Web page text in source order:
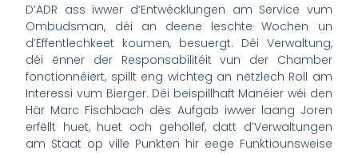
D’ADR ass iwwer d‘Entwécklungen am Service vum
Ombudsman, déi an deene leschte Wochen un
d’Ëffentlechkeet koumen, besuergt. Déi Verwaltung,
déi ënner der Responsabilitéit vun der Chamber
fonctionnéiert, spillt eng wichteg an nëtzlech Roll am
Interessi vum Bierger. Déi beispillhaft Manéier wéi den
Här Marc Fischbach dës Aufgab iwwer laang Joren
erfëllt huet, huet och gehollef, datt d’Verwaltungen
am Staat op ville Punkten hir eege Funktiounsweise